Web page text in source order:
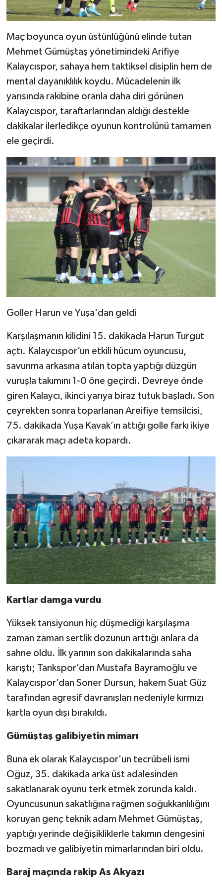
Maç boyunca oyun üstünlüğünü elinde tutan
Mehmet Gümüştaş yönetimindeki Arifiye
Kalaycıspor, sahaya hem taktiksel disiplin hem de
mental dayanıklılık koydu. Mücadelenin ilk
yarısında rakibine oranla daha diri görünen
Kalaycıspor, taraftarlarından aldığı destekle
dakikalar ilerledikçe oyunun kontrolünü tamamen
ele geçirdi.
Goller Harun ve Yuşa'dan geldi
Karşılaşmanın kilidini 15. dakikada Harun Turgut
açtı. Kalaycıspor’un etkili hücum oyuncusu,
savunma arkasına atılan topta yaptığı düzgün
vuruşla takımını 1-0 öne geçirdi. Devreye önde
giren Kalaycı, ikinci yarıya biraz tutuk başladı. Son
çeyrekten sonra toparlanan Areifiye temsilcisi,
75. dakikada Yuşa Kavak’ın attığı golle farkı ikiye
çıkararak maçı adeta kopardı.
Kartlar damga vurdu
Yüksek tansiyonun hiç düşmediği karşılaşma
zaman zaman sertlik dozunun arttığı anlara da
sahne oldu. İlk yarının son dakikalarında saha
karıştı; Tankspor’dan Mustafa Bayramoğlu ve
Kalaycıspor’dan Soner Dursun, hakem Suat Güz
tarafından agresif davranışları nedeniyle kırmızı
kartla oyun dışı bırakıldı.
Gümüştaş galibiyetin mimarı
Buna ek olarak Kalaycıspor'un tecrübeli ismi
Oğuz, 35. dakikada arka üst adalesinden
sakatlanarak oyunu terk etmek zorunda kaldı.
Oyuncusunun sakatlığına rağmen soğukkanlılığını
koruyan genç teknik adam Mehmet Gümüştaş,
yaptığı yerinde değişikliklerle takımın dengesini
bozmadı ve galibiyetin mimarlarından biri oldu.
Baraj maçında rakip As Akyazı